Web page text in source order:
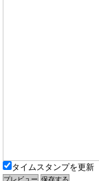
タイムスタンプを更新